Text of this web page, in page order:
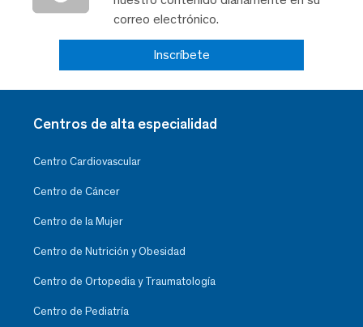
correo electrónico.
Inscríbete
Centros de alta especialidad
Centro Cardiovascular
Centro de Cáncer
Centro de la Mujer
Centro de Nutrición y Obesidad
Centro de Ortopedia y Traumatología
Centro de Pediatría